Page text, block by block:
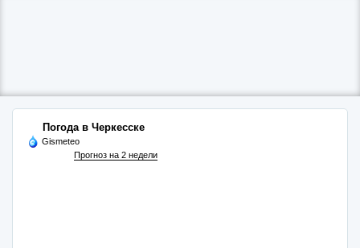
Погода в Черкесске
Gismeteo
Прогноз на 2 недели